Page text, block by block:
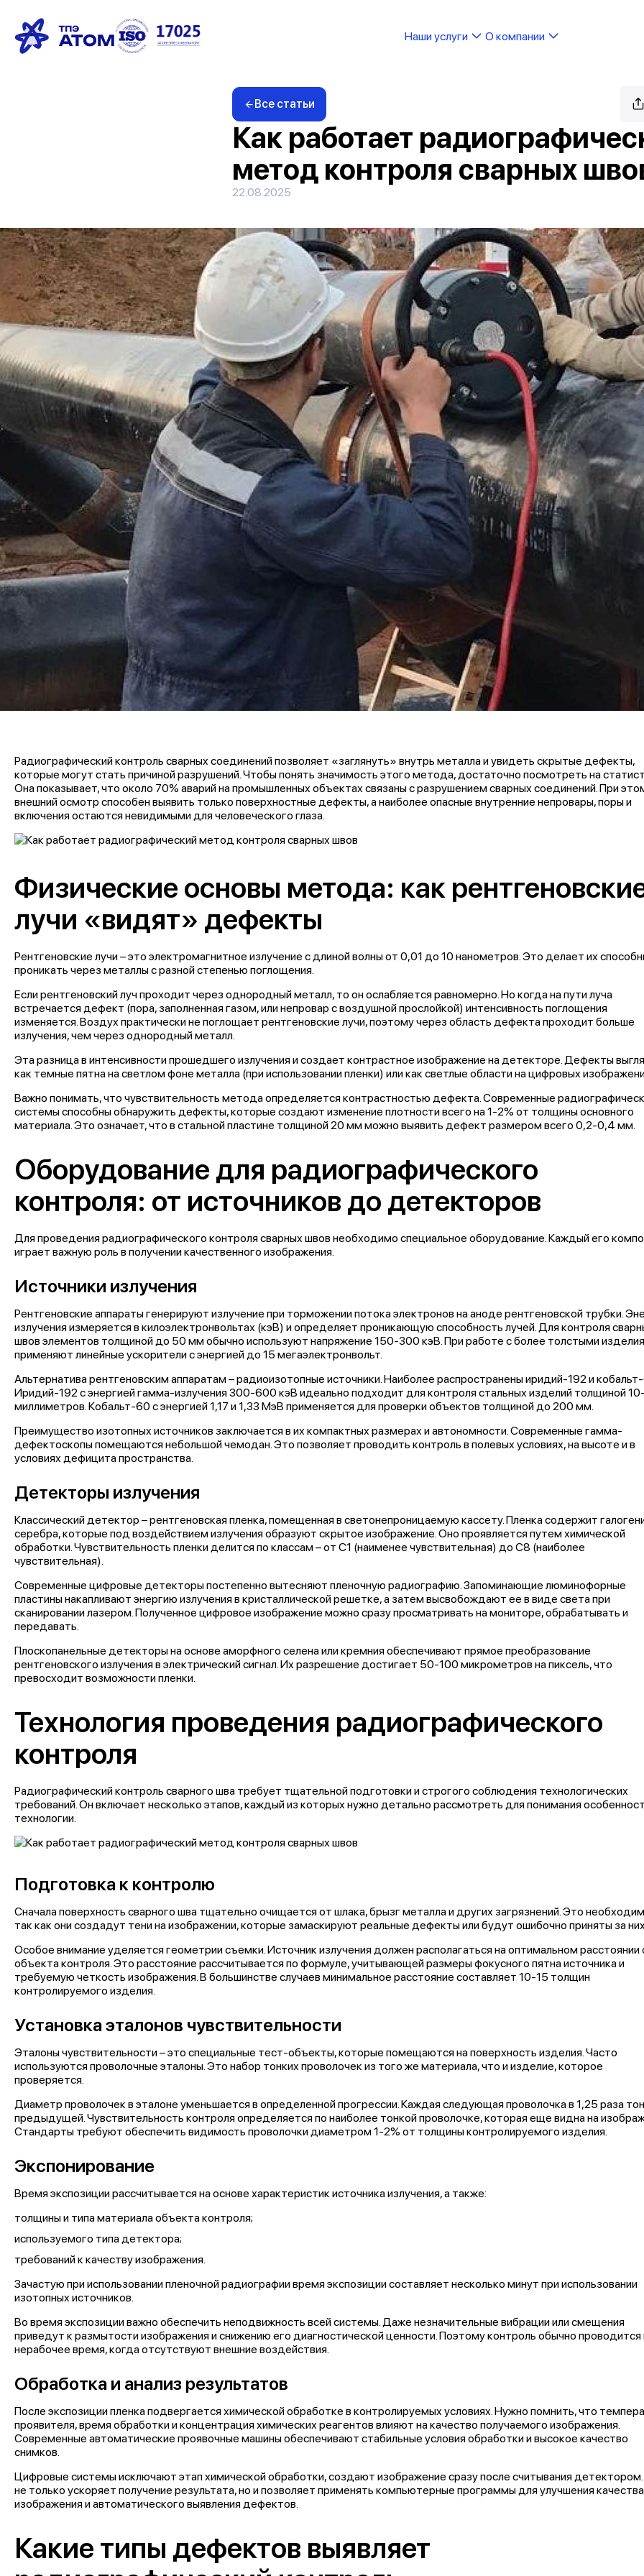
Наши услуги О компании
Все статьи
Как работает
метод контроля сварных
22.08.2025
Радиографический контроль сварных соединений позволяет «заглянуть» внутрь металла и увидеть скрытые дефекты,
которые могут стать причиной разрушений. Чтобы понять значимость этого метода, достаточно посмотреть на
Она показывает, что около 70% аварий на промышленных объектах связаны с разрушением сварных соединений. При
внешний осмотр способен выявить только поверхностные дефекты, а наиболее опасные внутренние непровары, поры и
включения остаются невидимыми для человеческого глаза.
Физические основы метода: как
лучи «видят» дефекты
Рентгеновские лучи – это электромагнитное излучение с длиной волны от 0,01 до 10 нанометров. Это делает их
проникать через металлы с разной степенью поглощения.
Если рентгеновский луч проходит через однородный металл, то он ослабляется равномерно. Но когда на пути луча
встречается дефект (пора, заполненная газом, или непровар с воздушной прослойкой) интенсивность поглощения
изменяется. Воздух практически не поглощает рентгеновские лучи, поэтому через область дефекта проходит больше
излучения, чем через однородный металл.
Эта разница в интенсивности прошедшего излучения и создает контрастное изображение на детекторе. Дефекты
как темные пятна на светлом фоне металла (при использовании пленки) или как светлые области на цифровых
Важно понимать, что чувствительность метода определяется контрастностью дефекта. Современные
системыспособны обнаружить дефекты, которые создают изменение плотности всего на 1-2% от толщины основного
материала. Это означает, что в стальной пластине толщиной 20 мм можно выявить дефект размером всего 0,2-0,4 мм.
Оборудование для радиографического
контроля: от источников до детекторов
Для проведениярадиографического контроля сварных швов необходимо специальное оборудование. Каждый его
играет важную роль в получении качественного изображения.
Источники излучения
Рентгеновские аппараты генерируют излучение при торможении потока электронов на аноде рентгеновской трубки.
излучения измеряется в килоэлектронвольтах (кэВ) и определяет проникающую способность лучей. Для контроля
швов элементов толщиной до 50 мм обычно используют напряжение 150-300 кэВ. При работе с более толстыми
применяют линейные ускорители с энергией до 15 мегаэлектронвольт.
Альтернатива рентгеновским аппаратам – радиоизотопные источники. Наиболее распространены иридий-192 и
Иридий-192 с энергией гамма-излучения 300-600 кэВ идеально подходит для контроля стальных изделий толщиной
миллиметров. Кобальт-60 с энергией 1,17 и 1,33 МэВ применяется для проверки объектов толщиной до 200 мм.
Преимущество изотопных источников заключается в их компактных размерах и автономности. Современные гамма-
дефектоскопы помещаются небольшой чемодан. Это позволяет проводить контроль в полевых условиях, на высоте и в
условиях дефицита пространства.
Детекторы излучения
Классический детектор – рентгеновская пленка, помещенная в светонепроницаемую кассету. Пленка содержит
серебра, которые под воздействием излучения образуют скрытое изображение. Оно проявляется путем химической
обработки. Чувствительность пленки делится по классам – от С1 (наименее чувствительная) до С8 (наиболее
чувствительная).
Современные цифровые детекторы постепенно вытесняют пленочную радиографию. Запоминающие люминофорные
пластины накапливают энергию излучения в кристаллической решетке, а затем высвобождают ее в виде света при
сканировании лазером. Полученное цифровое изображение можно сразу просматривать на мониторе, обрабатывать и
передавать.
Плоскопанельные детекторы на основе аморфного селена или кремния обеспечивают прямое преобразование
рентгеновского излучения в электрический сигнал. Их разрешение достигает 50-100 микрометров на пиксель, что
превосходит возможности пленки.
Технология проведения радиографического
контроля
Радиографический контроль сварного шва требует тщательной подготовки и строгого соблюдения технологических
требований. Он включает несколько этапов, каждый из которых нужно детально рассмотреть для понимания
технологии.
Подготовка к контролю
Сначала поверхность сварного шва тщательно очищается от шлака, брызг металла и других загрязнений. Это
так как они создадут тени на изображении, которые замаскируют реальные дефекты или будут ошибочно приняты за
Особое внимание уделяется геометрии съемки. Источник излучения должен располагаться на оптимальном расстоянии
объекта контроля. Это расстояние рассчитывается по формуле, учитывающей размеры фокусного пятна источника и
требуемую четкость изображения. В большинстве случаев минимальное расстояние составляет 10-15 толщин
контролируемого изделия.
Установка эталонов чувствительности
Эталоны чувствительности – это специальные тест-объекты, которые помещаются на поверхность изделия. Часто
используются проволочные эталоны. Это набор тонких проволочек из того же материала, что и изделие, которое
проверяется.
Диаметр проволочек в эталоне уменьшается в определенной прогрессии. Каждая следующая проволочка в 1,25 раза
предыдущей. Чувствительность контроля определяется по наиболее тонкой проволочке, которая еще видна на
Стандарты требуют обеспечить видимость проволочки диаметром 1-2% от толщины контролируемого изделия.
Экспонирование
Время экспозиции рассчитывается на основе характеристик источника излучения, а также:
толщины и типа материала объекта контроля;
используемого типа детектора;
требований к качеству изображения.
Зачастую при использовании пленочной радиографии время экспозиции составляет несколько минут при использовании
изотопных источников.
Во время экспозиции важно обеспечить неподвижность всей системы. Даже незначительные вибрации или смещения
приведут к размытости изображения и снижению его диагностической ценности. Поэтому контроль обычно проводится
нерабочее время, когда отсутствуют внешние воздействия.
Обработка и анализ результатов
После экспозиции пленка подвергается химической обработке в контролируемых условиях. Нужно помнить, что
проявителя, время обработки и концентрация химических реагентов влияют на качество получаемого изображения.
Современные автоматические проявочные машины обеспечивают стабильные условия обработки и высокое качество
снимков.
Цифровые системы исключают этап химической обработки, создают изображение сразу после считывания
не только ускоряет получение результата, но и позволяет применять компьютерные программы для улучшения качества
изображения и автоматического выявления дефектов.
Какие типы дефектов выявляет